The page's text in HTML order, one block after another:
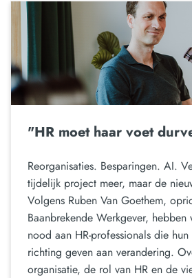
"HR moet haar voet
Reorganisaties. Besparingen. AI.
tijdelijk project meer, maar de
Volgens Ruben Van Goethem,
Baanbrekende Werkgever,
nood aan HR-professionals die
richting geven aan verandering.
organisatie, de rol van HR en de